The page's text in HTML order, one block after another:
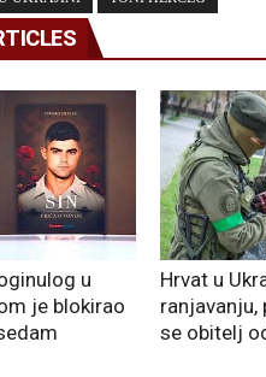
u
je blokirao
Hrvat u
ranjavanju,
se obitelj